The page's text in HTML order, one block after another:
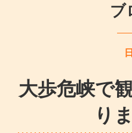
ブ
大歩危峡で
り